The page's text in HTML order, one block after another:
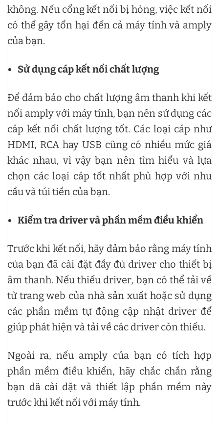
không. Nếu cổng kết nối bị hỏng, việc kết nối
có thể gây tổn hại đến cả máy tính và amply
của bạn.
Sử dụng cáp kết nối chất lượng
Để đảm bảo cho chất lượng âm thanh khi kết
nối amply với máy tính, bạn nên sử dụng các
cáp kết nối chất lượng tốt. Các loại cáp như
HDMI, RCA hay USB cũng có nhiều mức giá
khác nhau, vì vậy bạn nên tìm hiểu và lựa
chọn các loại cáp tốt nhất phù hợp với nhu
cầu và túi tiền của bạn.
Kiểm tra driver và phần mềm điều khiển
Trước khi kết nối, hãy đảm bảo rằng máy tính
của bạn đã cài đặt đầy đủ driver cho thiết bị
âm thanh. Nếu thiếu driver, bạn có thể tải về
từ trang web của nhà sản xuất hoặc sử dụng
các phần mềm tự động cập nhật driver để
giúp phát hiện và tải về các driver còn thiếu.
Ngoài ra, nếu amply của bạn có tích hợp
phần mềm điều khiển, hãy chắc chắn rằng
bạn đã cài đặt và thiết lập phần mềm này
trước khi kết nối với máy tính.